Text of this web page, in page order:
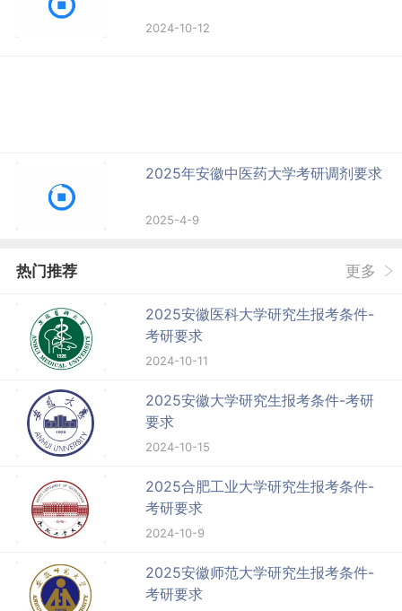
2024-10-12
2025年安徽中医药大学考研调剂要求
2025-4-9
热门推荐 更多
2025安徽医科大学研究生报考条件-
考研要求
2024-10-11
2025安徽大学研究生报考条件-考研
要求
2024-10-15
2025合肥工业大学研究生报考条件-
考研要求
2024-10-9
2025安徽师范大学研究生报考条件-
考研要求